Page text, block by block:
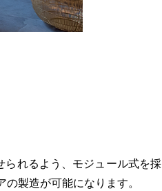
られるよう、モジュール式を採
製造が可能になります。